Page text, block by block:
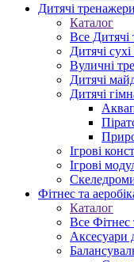
Дитячі
Каталог
Все Дитячі
Дитячі
Вуличні
Дитячі
Дитячі
Ігрові
Ігрові
Фітнес та
Каталог
Все Фітнес
Аксесуари